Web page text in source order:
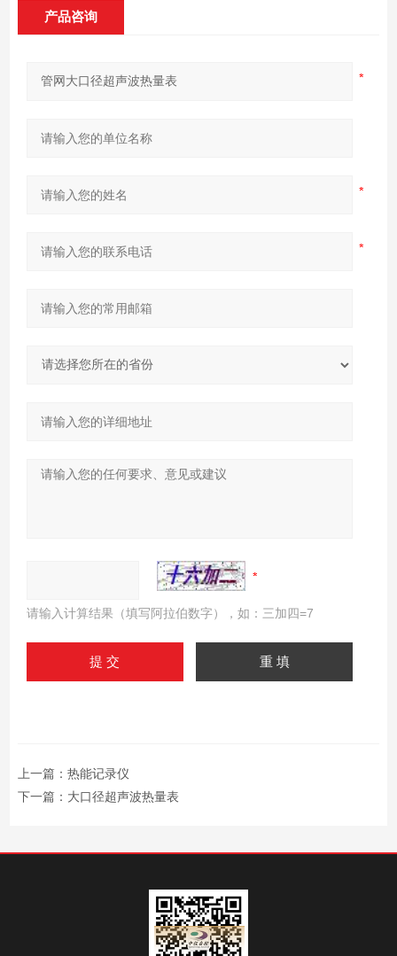
产品咨询
请输入计算结果（填写阿拉伯数字），如：三加四=7
上一篇： 热能记录仪
下一篇： 大口径超声波热量表